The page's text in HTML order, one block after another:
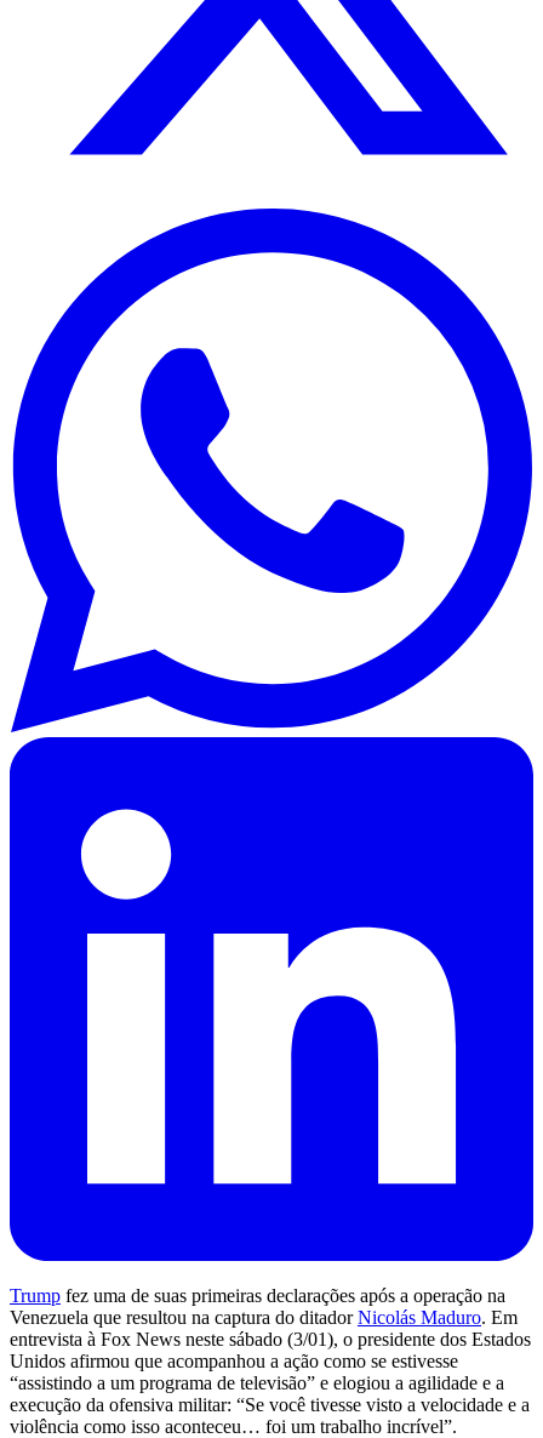
Trump fez uma de suas primeiras declarações após a operação na
Venezuela que resultou na captura do ditadorNicolás Maduro. Em
entrevista à Fox News neste sábado (3/01), o presidente dos Estados
Unidos afirmou que acompanhou a ação como se estivesse
“assistindo a um programa de televisão” e elogiou a agilidade e a
execução da ofensiva militar: “Se você tivesse visto a velocidade e a
violência como isso aconteceu… foi um trabalho incrível”.